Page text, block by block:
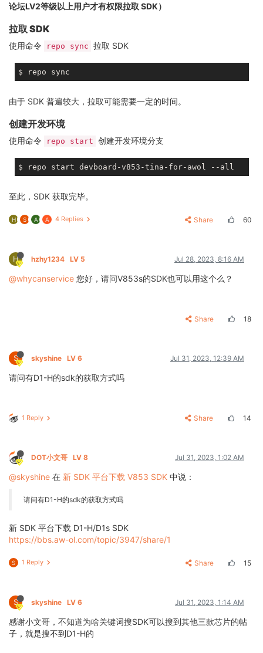
论坛LV2等级以上用户才有权限拉取 SDK）
拉取 SDK
使用命令 repo sync 拉取 SDK
由于 SDK 普遍较大，拉取可能需要一定的时间。
创建开发环境
使用命令 repo start 创建开发环境分支
至此，SDK 获取完毕。
H S A A 4 Replies Share 60
H hzhy1234 LV 5 Jul 28, 2023, 8:16 AM
@whycanservice 您好，请问V853s的SDK也可以用这个么？
Share 18
S skyshine LV 6 Jul 31, 2023, 12:39 AM
请问有D1-H的sdk的获取方式吗
1 Reply Share 14
DOT小文哥 LV 8 Jul 31, 2023, 1:02 AM
@skyshine 在 新 SDK 平台下载 V853 SDK 中说：
请问有D1-H的sdk的获取方式吗
新 SDK 平台下载 D1-H/D1s SDK
https://bbs.aw-ol.com/topic/3947/share/1
S 1 Reply Share 15
S skyshine LV 6 Jul 31, 2023, 1:14 AM
感谢小文哥，不知道为啥关键词搜SDK可以搜到其他三款芯片的帖
子，就是搜不到D1-H的